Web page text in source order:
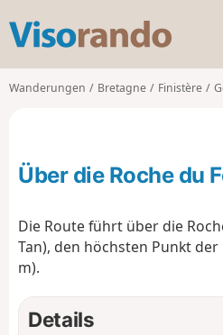
s
o
o
Wanderungen Bretagne Finistère
Über die Roche du
Die Route führt über die
Tan), den höchsten Punkt
m).
Details